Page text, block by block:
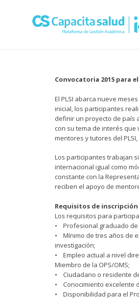
Convocatoria 2015 para
El PLSI abarca nueve
inicial, los participantes
definir un proyecto de país
con su tema de interés que
mentores y tutores del
Los participantes trabajan
internacional igual como
constante con la
reciben el apoyo de
Requisitos de inscripción
Los requisitos para
• Profesional graduado de
• Mínimo de tres años de
investigación;
• Empleo actual a nivel
Miembro de la OPS/OMS;
• Ciudadano o residente
• Conocimiento excelente
• Disponibilidad para el